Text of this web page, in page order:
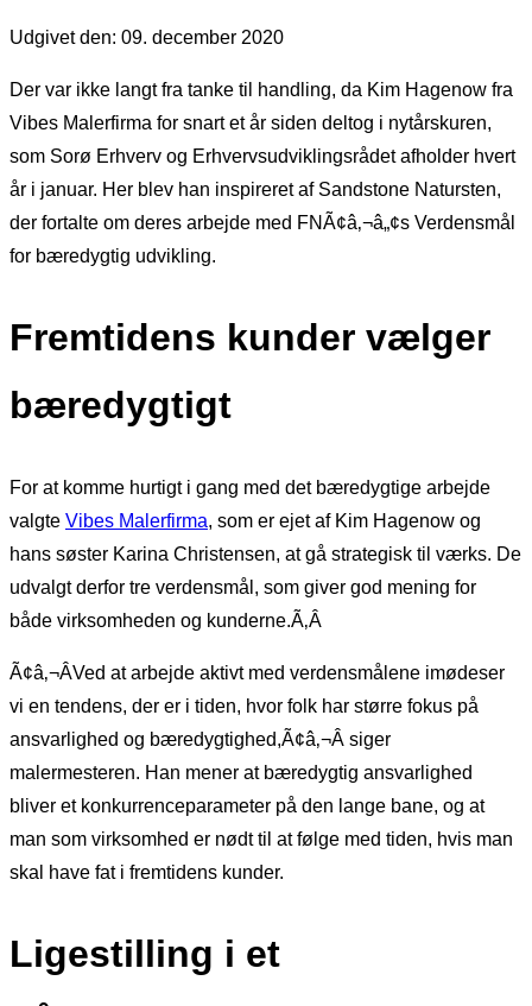
Udgivet den: 09. december 2020
Der var ikke langt fra tanke til handling, da Kim Hagenow fra
Vibes Malerfirma for snart et år siden deltog i nytårskuren,
som Sorø Erhverv og Erhvervsudviklingsrådet afholder hvert
år i januar. Her blev han inspireret af Sandstone Natursten,
der fortalte om deres arbejde med FNÃ¢â‚¬â„¢s Verdensmål
for bæredygtig udvikling.
Fremtidens kunder vælger
bæredygtigt
For at komme hurtigt i gang med det bæredygtige arbejde
valgte Vibes Malerfirma, som er ejet af Kim Hagenow og
hans søster Karina Christensen, at gå strategisk til værks. De
udvalgt derfor tre verdensmål, som giver god mening for
både virksomheden og kunderne.Ã‚Â
Ã¢â‚¬ÂVed at arbejde aktivt med verdensmålene imødeser
vi en tendens, der er i tiden, hvor folk har større fokus på
ansvarlighed og bæredygtighed,Ã¢â‚¬Â siger
malermesteren. Han mener at bæredygtig ansvarlighed
bliver et konkurrenceparameter på den lange bane, og at
man som virksomhed er nødt til at følge med tiden, hvis man
skal have fat i fremtidens kunder.
Ligestilling i et